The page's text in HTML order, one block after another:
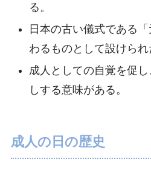
る。
日本の古い儀式である
わるものとして設けられ
成人としての自覚を促
しする意味がある。
成人の日の歴史